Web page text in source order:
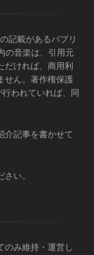
記載があるパブリ
の音楽は、引用元
だければ、商用利
せん。著作権保護
われていれば、同
介記事を書かせて
さい。
のみ維持・運営し